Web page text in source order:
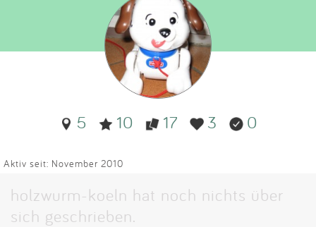
Eintragen
App
Blog
Partner
Impressum
5 10 17 3 0
Aktiv seit: November 2010
holzwurm-koeln hat noch nichts über
sich geschrieben.